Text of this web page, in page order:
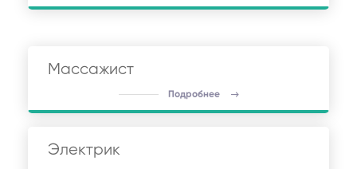
Массажист
Подробнее
Электрик